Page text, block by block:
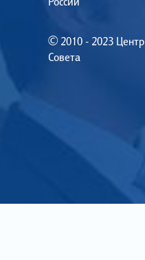
© 2010 - 2023 Центр
Совета